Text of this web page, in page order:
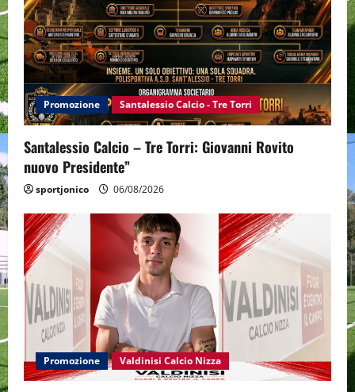
a
t
i
o
n
Promozione Santalessio Calcio - Tre Torri
Santalessio Calcio – Tre Torri: Giovanni Rovito
nuovo Presidente”
sportjonico 06/08/2026
Promozione Valdinisi Calcio Nizza